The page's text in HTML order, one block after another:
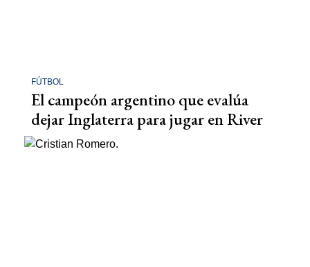
FÚTBOL
El campeón argentino que evalúa
dejar Inglaterra para jugar en River